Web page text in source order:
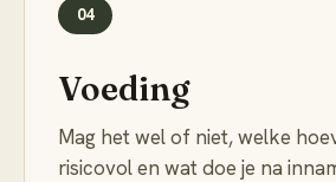
04
Voeding
Mag het wel of niet, welke
risicovol en wat doe je na